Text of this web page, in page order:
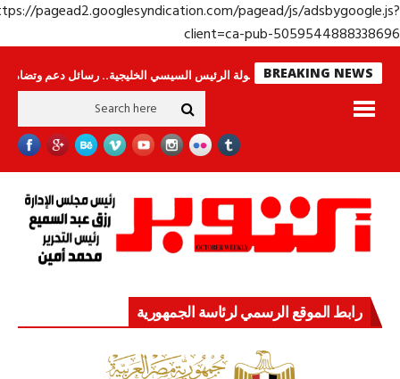
https://pagead2.googlesyndication.com/pagead/js/
client=ca-pub-
BREAKING NEWS
لا ينامون جولة الرئيس السيسي الخليجية.. رسائل دعم وتضامن للأشقاء
رابط الموقع الرسمي لرئاسة الجمهورية